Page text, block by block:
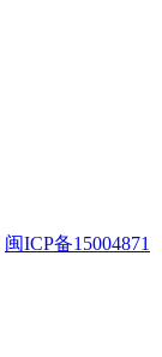
闽ICP备15004871